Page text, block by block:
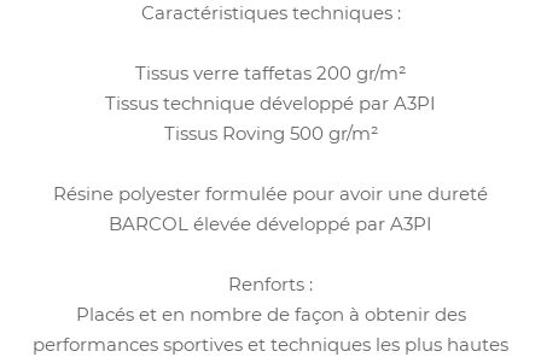
Caractéristiques techniques :
Tissus verre taffetas 200 gr/m²
Tissus technique développé par A3PI
Tissus Roving 500 gr/m²
Résine polyester formulée pour avoir une dureté
BARCOL élevée développé par A3PI
Renforts :
Placés et en nombre de façon à obtenir des
performances sportives et techniques les plus hautes